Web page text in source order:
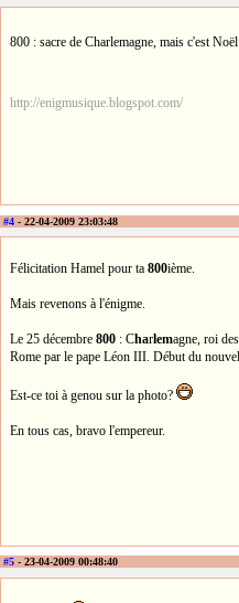
800 : sacre de Charlemagne, mais c'est Noël
http://enigmusique.blogspot.com/
#4 - 22-04-2009 23:03:48
Félicitation Hamel pour ta 800ième.
Mais revenons à l'énigme.
Le 25 décembre 800 : Charlemagne, roi
Rome par le pape Léon III. Début du
Est-ce toi à genou sur la photo?
En tous cas, bravo l'empereur.
#5 - 23-04-2009 00:48:40